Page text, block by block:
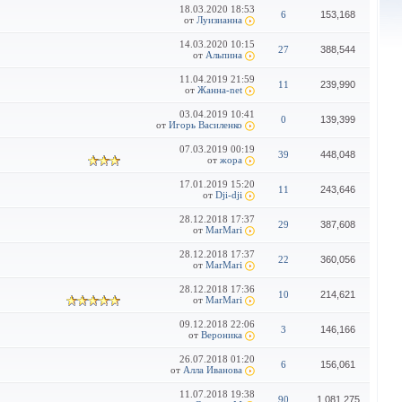
18.03.2020 18:53
от Луизианна 6 153,168
14.03.2020 10:15
от Альпина 27 388,544
11.04.2019 21:59
от Жанна-net 11 239,990
03.04.2019 10:41
от Игорь Василенко 0 139,399
07.03.2019 00:19
от жора 39 448,048
17.01.2019 15:20
от Dji-dji 11 243,646
28.12.2018 17:37
от MarMari 29 387,608
28.12.2018 17:37
от MarMari 22 360,056
28.12.2018 17:36
от MarMari 10 214,621
09.12.2018 22:06
от Вероникa 3 146,166
26.07.2018 01:20
от Алла Иванова 6 156,061
11.07.2018 19:38
90 1,081,275